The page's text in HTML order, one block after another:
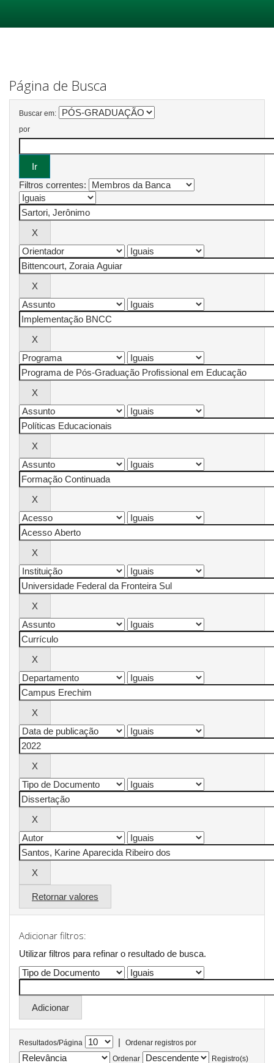
Página de Busca
Buscar em:
por
Filtros correntes:
Retornar valores
Adicionar filtros:
Utilizar filtros para refinar o resultado de busca.
Resultados/Página |
Ordenar registros por
Ordenar
Registro(s)